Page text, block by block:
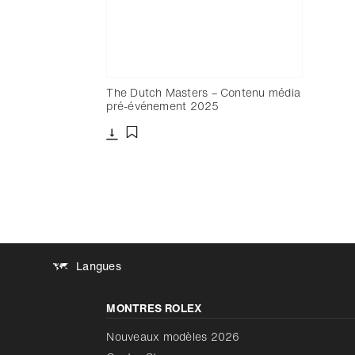
The Dutch Masters – Contenu média
pré-événement 2025
Langues
MONTRES ROLEX
Nouveaux modèles 2026